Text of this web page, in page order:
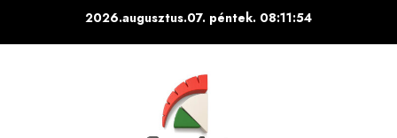
2026.augusztus.07. péntek. 08:11:55